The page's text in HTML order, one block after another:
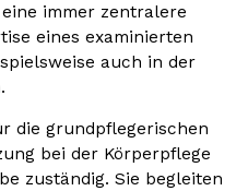
immer zentralere
eines examinierten
auch in der
die grundpflegerischen
bei der Körperpflege
zuständig. Sie begleiten